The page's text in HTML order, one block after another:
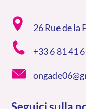
26 Rue de la
+33 6 81 41